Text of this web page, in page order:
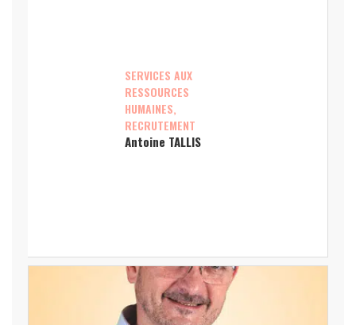
SERVICES AUX
RESSOURCES
HUMAINES,
RECRUTEMENT
Antoine TALLIS